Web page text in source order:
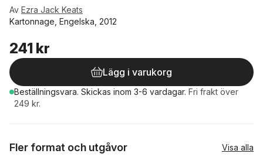
Av Ezra Jack Keats
Kartonnage, Engelska, 2012
241 kr
Lägg i varukorg
Beställningsvara. Skickas inom 3-6 vardagar. Fri frakt över
249 kr.
Fler format och utgåvor Visa alla